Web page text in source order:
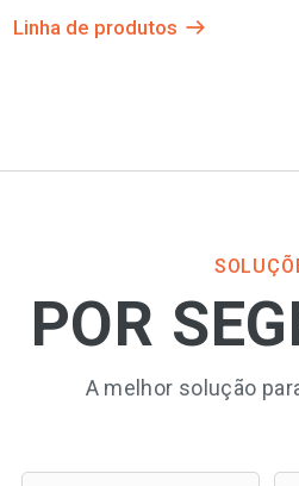
Linha de produtos
POR
A melhor solução